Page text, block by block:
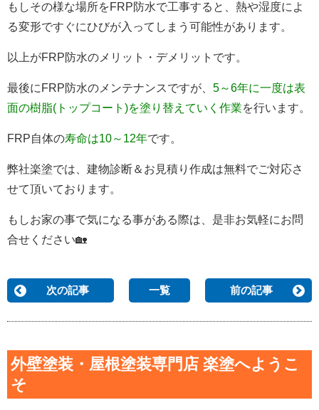
もしその様な場所をFRP防水で工事すると、熱や湿度によ
る変形ですぐにひびが入ってしまう可能性があります。
以上がFRP防水のメリット・デメリットです。
最後にFRP防水のメンテナンスですが、 5～6年に一度は表
面の樹脂(トップコート)を塗り替えていく作業を行います。
FRP自体の寿命は10～12年です。
弊社楽塗では、建物診断＆お見積り作成は無料でご対応さ
せて頂いております。
もしお家の事で気になる事がある際は、是非お気軽にお問
合せください🏡
次の記事 一覧 前の記事
外壁塗装・屋根塗装専門店 楽塗へようこ
そ